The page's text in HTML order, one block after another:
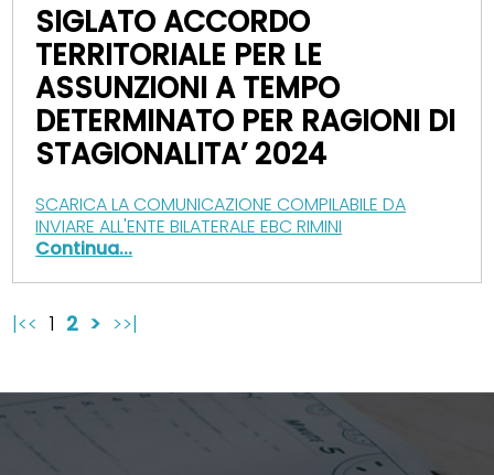
SIGLATO ACCORDO
TERRITORIALE PER LE
ASSUNZIONI A TEMPO
DETERMINATO PER RAGIONI DI
STAGIONALITA’ 2024
SCARICA LA COMUNICAZIONE COMPILABILE DA
INVIARE ALL'ENTE BILATERALE EBC RIMINI
Continua...
|<< 1 2 > >>|